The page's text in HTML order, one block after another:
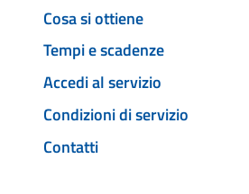
Cosa si ottiene
Tempi e scadenze
Accedi al servizio
Condizioni di servizio
Contatti